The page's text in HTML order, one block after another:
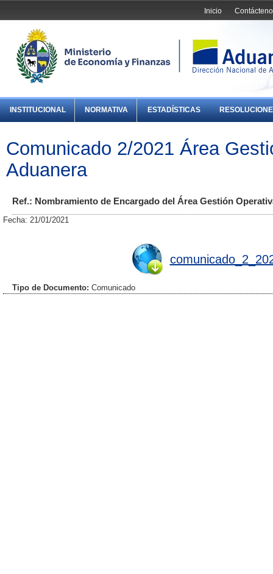
Inicio
INSTITUCIONAL NORMATIVA ESTADÍSTICAS
Comunicado 2/2021 Área
Aduanera
Ref.: Nombramiento de Encargado del Área Gestión
Fecha: 21/01/2021
Tipo de Documento: Comunicado